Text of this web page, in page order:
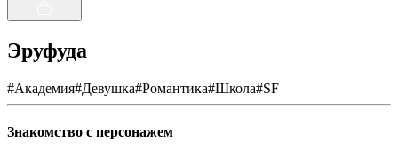
Эруфуда
#Академия#Девушка#Романтика#Школа#SF
Знакомство с персонажем